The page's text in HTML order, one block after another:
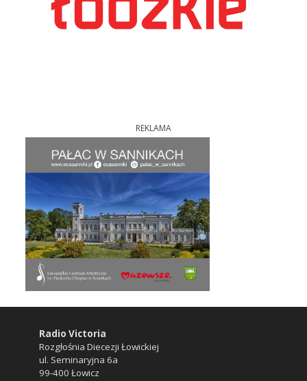
REKLAMA
Radio Victoria
Rozgłośnia Diecezji Łowickiej
ul. Seminaryjna 6a
99-400 Łowicz